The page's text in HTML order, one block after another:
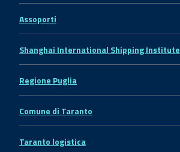
Assoporti
Shanghai International Shipping Institute
Regione Puglia
Comune di Taranto
Taranto logistica